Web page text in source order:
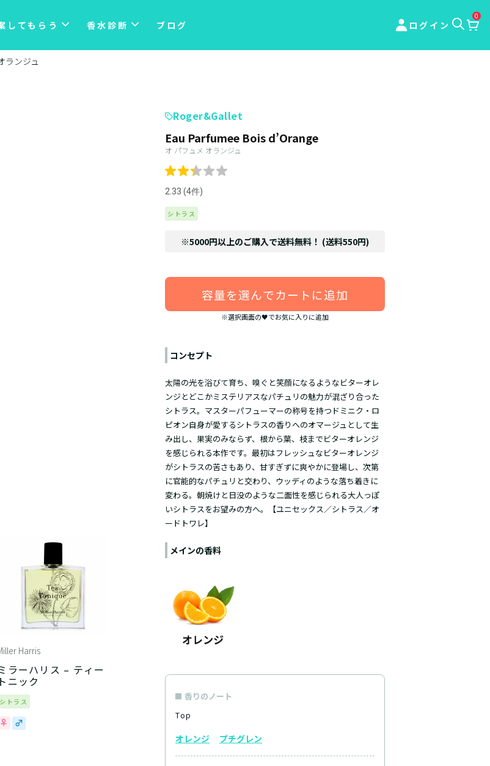
してもらう 香水診断 ブログ ログイン
0
ランジュ
Roger&Gallet
Eau Parfumee Bois d’Orange
オ パフュメ オランジュ
2.33 (4件)
シトラス
※5000円以上のご購入で送料無料！ (送料550円)
容量を選んでカートに追加
※選択画面の🖤でお気に入りに追加
コンセプト
太陽の光を浴びて育ち、嗅ぐと笑顔になるようなビターオレ
ンジとどこかミステリアスなパチュリの魅力が混ざり合った
シトラス。マスターパフューマーの称号を持つドミニク・ロ
ピオン自身が愛するシトラスの香りへのオマージュとして生
み出し、果実のみならず、根から葉、枝までビターオレンジ
を感じられる本作です。最初はフレッシュなビターオレンジ
がシトラスの苦さもあり、甘すぎずに爽やかに登場し、次第
に官能的なパチュリと交わり、ウッディのような落ち着きに
変わる。朝焼けと日没のような二面性を感じられる大人っぽ
いシトラスをお望みの方へ。【ユニセックス／シトラス／オ
ードトワレ】
メインの香料
香りのノート
Top
オレンジ プチグレン
Harris
ラーハリス – ティー
トニック
シトラス